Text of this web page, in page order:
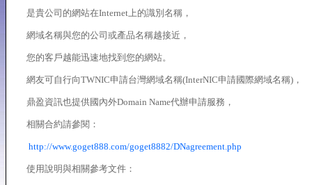
是貴公司的網站在Internet上的識別名稱，
網域名稱與您的公司或產品名稱越接近，
您的客戶越能迅速地找到您的網站。
網友可自行向TWNIC申請台灣網域名稱(InterNIC申請國際網域名稱)，
鼎盈資訊也提供國內外Domain Name代辦申請服務，
相關合約請參閱：
http://www.goget888.com/goget8882/DNagreement.php
使用說明與相關參考文件：